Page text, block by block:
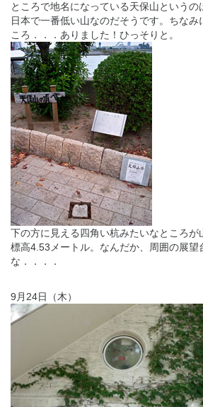
ところで地名になっている天保山というの
日本で一番低い山なのだそうです。ちなみ
ころ．．．ありました！ひっそりと。
下の方に見える四角い杭みたいなところが
標高4.53メートル。なんだか、周囲の展望
な．．．．
9月24日（木）